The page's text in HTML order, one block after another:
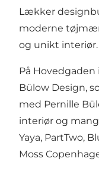
Lækker
moderne
og unikt interiør.
På
Bülow Design,
med Pernille
interiør og
Yaya, PartTwo,
Moss